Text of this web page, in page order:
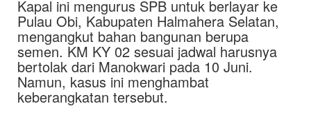
Kapal ini mengurus SPB untuk berlayar ke
Pulau Obi, Kabupaten Halmahera Selatan,
mengangkut bahan bangunan berupa
semen. KM KY 02 sesuai jadwal harusnya
bertolak dari Manokwari pada 10 Juni.
Namun, kasus ini menghambat
keberangkatan tersebut.